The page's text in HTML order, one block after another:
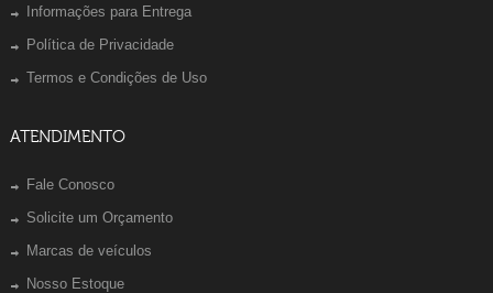
Informações para Entrega
Política de Privacidade
Termos e Condições de Uso
ATENDIMENTO
Fale Conosco
Solicite um Orçamento
Marcas de veículos
Nosso Estoque